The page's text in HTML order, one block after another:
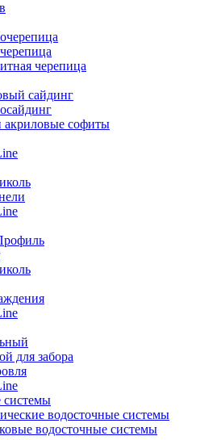
черепица
сайдинг
софиты
для забора
системы
водосточные системы
водосточные системы